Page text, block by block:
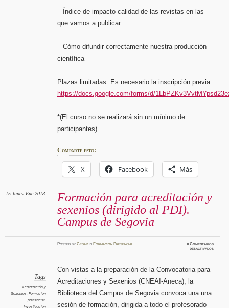
– Índice de impacto-calidad de las revistas en las
que vamos a publicar
– Cómo difundir correctamente nuestra producción
científica
Plazas limitadas. Es necesario la inscripción previa
https://docs.google.com/forms/d/
*(El curso no se realizará sin un mínimo de
participantes)
Comparte esto:
X Facebook Más
Formación para acreditación y
sexenios (dirigido al PDI).
Campus de Segovia
15 lunes Ene 2018
PostedbyCésar inFormación Presencial ≈Comentarios
desactivadosen
Tags
Acreditación y
Sexenios, Formación
presencial,
Investigación
Con vistas a la preparación de la Convocatoria para
Acreditaciones y Sexenios (CNEAI-Aneca), la
Biblioteca del Campus de Segovia convoca una una
sesión de formación, dirigida a todo el profesorado